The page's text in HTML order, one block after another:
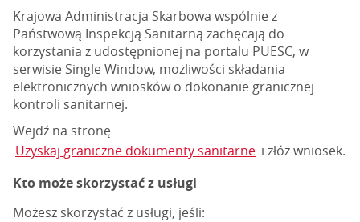
Krajowa Administracja Skarbowa wspólnie z
Państwową Inspekcją Sanitarną zachęcają do
korzystania z udostępnionej na portalu PUESC, w
serwisie Single Window, możliwości składania
elektronicznych wniosków o dokonanie granicznej
kontroli sanitarnej.
Wejdź na stronę
Uzyskaj graniczne dokumenty sanitarne i złóż wniosek.
Kto może skorzystać z usługi
Możesz skorzystać z usługi, jeśli: